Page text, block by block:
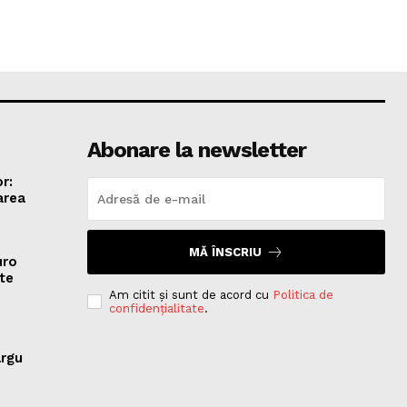
Abonare la newsletter
MĂ ÎNSCRIU
Am citit și sunt de acord cu Politica de
confidențialitate.